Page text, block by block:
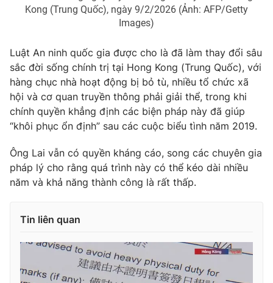
Kong (Trung Quốc), ngày 9/2/2026 (Ảnh: AFP/Getty
Images)
Luật An ninh quốc gia được cho là đã làm thay đổi sâu
sắc đời sống chính trị tại Hong Kong (Trung Quốc), với
hàng chục nhà hoạt động bị bỏ tù, nhiều tổ chức xã
hội và cơ quan truyền thông phải giải thể, trong khi
chính quyền khẳng định các biện pháp này đã giúp
“khôi phục ổn định” sau các cuộc biểu tình năm 2019.
Ông Lai vẫn có quyền kháng cáo, song các chuyên gia
pháp lý cho rằng quá trình này có thể kéo dài nhiều
năm và khả năng thành công là rất thấp.
Tin liên quan